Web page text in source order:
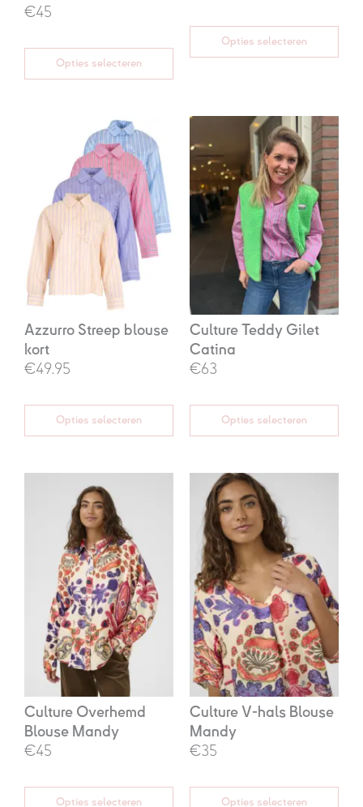
€45
Opties selecteren
Opties selecteren
Azzurro Streep blouse
kort
€49.95
Opties selecteren
Culture Teddy Gilet
Catina
€63
Oorspronkelijke
prijs
was:
€89,95.
prijs
is:
€63,00.
Opties selecteren
Culture Overhemd
Blouse Mandy
€45
Opties selecteren
Culture V-hals Blouse
Mandy
€35
Oorspronkelijke
prijs
was:
€69,95.
Huidige
prijs
€35,00.
Opties selecteren